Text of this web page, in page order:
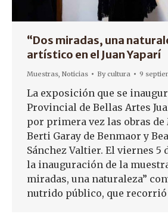
“Dos miradas, una
artístico en el Juan Yaparí
Muestras, Noticias Bycultura 9
La exposición que se
Provincial de Bellas Artes
por primera vez las obras
Berti Garay de Benmaor y
Sánchez Valtier. El viernes 5
la inauguración de la
miradas, una naturaleza”
nutrido público, que